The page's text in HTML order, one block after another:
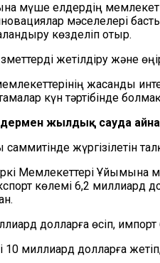
на мүше елдердің м
мәселелері
көзделіп отыр.
жетілдіру және
жасанды
күн тәртібінде
жылдық сауда
жүргізілетін
Мемлекеттері Ұйымына
көлемі 6,2 миллиард
.
долларға өсіп,
миллиард долларға